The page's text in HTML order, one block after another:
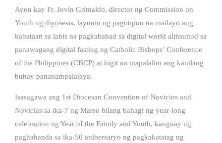
Ayon kay Fr. Jovin Grimaldo, director ng Commission on
Youth ng diyosesis, layunin ng pagtitipon na mailayo ang
kabataan sa labis na pagkababad sa digital world alinsunod sa
panawagang digital fasting ng Catholic Bishops’ Conference
of the Philippines (CBCP) at higit na mapalalim ang kanilang
buhay pananampalataya.
Isasagawa ang 1st Diocesan Convention of Novicios and
Novicias sa ika-7 ng Marso bilang bahagi ng year-long
celebration ng Year of the Family and Youth, kaugnay ng
paghahanda sa ika-50 anibersaryo ng pagkakatatag ng